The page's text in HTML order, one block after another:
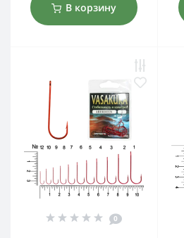
В корзину
0